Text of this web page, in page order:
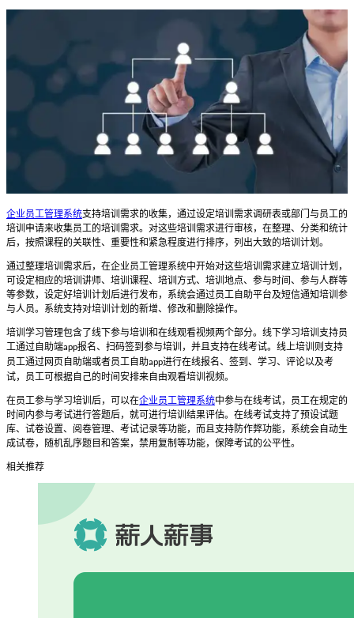
企业员工管理系统支持培训需求的收集，通过设定培训需求调研表或部门与员工的
培训申请来收集员工的培训需求。对这些培训需求进行审核，在整理、分类和统计
后，按照课程的关联性、重要性和紧急程度进行排序，列出大致的培训计划。
通过整理培训需求后，在企业员工管理系统中开始对这些培训需求建立培训计划，
可设定相应的培训讲师、培训课程、培训方式、培训地点、参与时间、参与人群等
等参数，设定好培训计划后进行发布，系统会通过员工自助平台及短信通知培训参
与人员。系统支持对培训计划的新增、修改和删除操作。
培训学习管理包含了线下参与培训和在线观看视频两个部分。线下学习培训支持员
工通过自助端app报名、扫码签到参与培训，并且支持在线考试。线上培训则支持
员工通过网页自助端或者员工自助app进行在线报名、签到、学习、评论以及考
试，员工可根据自己的时间安排来自由观看培训视频。
在员工参与学习培训后，可以在企业员工管理系统中参与在线考试，员工在规定的
时间内参与考试进行答题后，就可进行培训结果评估。在线考试支持了预设试题
库、试卷设置、阅卷管理、考试记录等功能，而且支持防作弊功能，系统会自动生
成试卷，随机乱序题目和答案，禁用复制等功能，保障考试的公平性。
相关推荐